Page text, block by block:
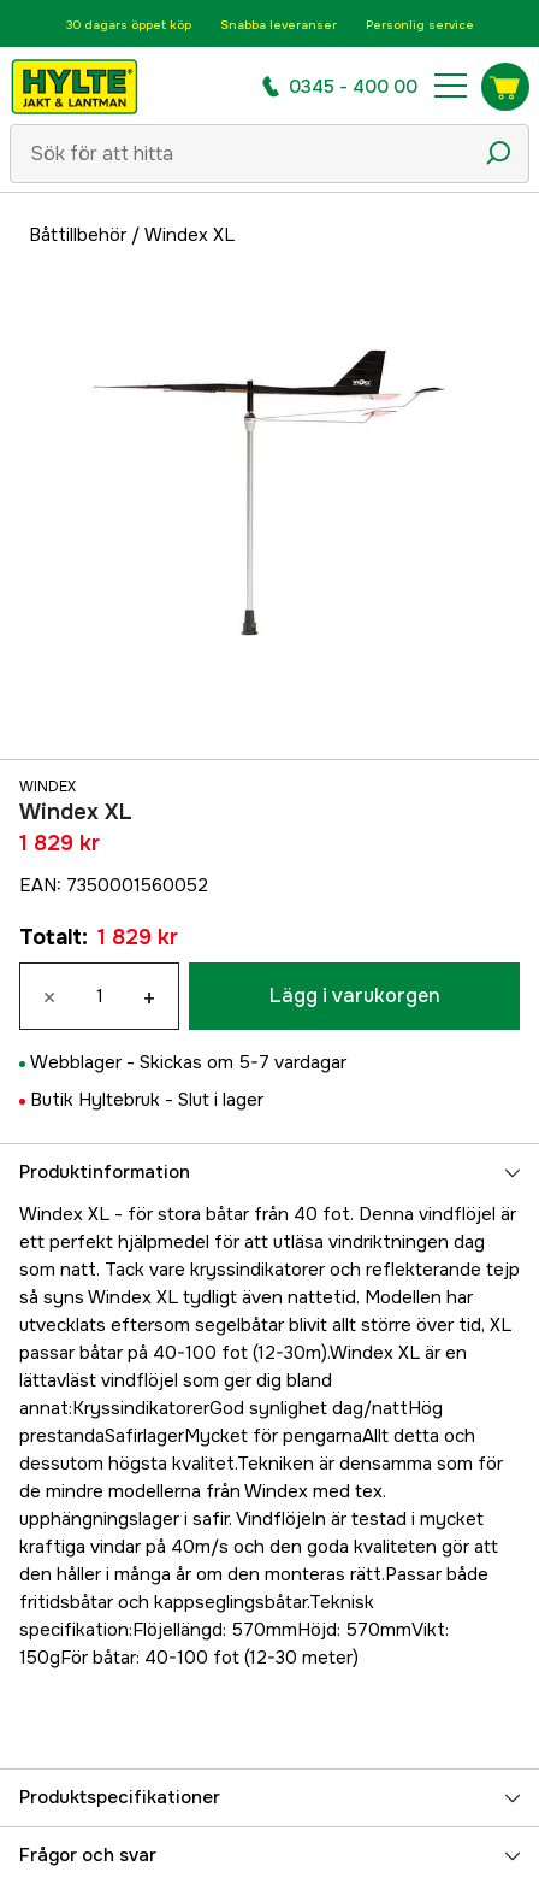
30 dagars öppet köp Snabba leveranser Personlig service
0345 - 400 00
Båttillbehör/ Windex XL
WINDEX
Windex XL
1 829 kr
EAN: 7350001560052
Totalt: 1 829 kr
× + Lägg i varukorgen
Webblager - Skickas om 5-7 vardagar
Butik Hyltebruk - Slut i lager
Produktinformation
Windex XL - för stora båtar från 40 fot. Denna vindflöjel är
ett perfekt hjälpmedel för att utläsa vindriktningen dag
som natt. Tack vare kryssindikatorer och reflekterande tejp
så syns Windex XL tydligt även nattetid. Modellen har
utvecklats eftersom segelbåtar blivit allt större över tid, XL
passar båtar på 40-100 fot (12-30m).Windex XL är en
lättavläst vindflöjel som ger dig bland
annat:KryssindikatorerGod synlighet dag/nattHög
prestandaSafirlagerMycket för pengarnaAllt detta och
dessutom högsta kvalitet.Tekniken är densamma som för
de mindre modellerna från Windex med tex.
upphängningslager i safir. Vindflöjeln är testad i mycket
kraftiga vindar på 40m/s och den goda kvaliteten gör att
den håller i många år om den monteras rätt.Passar både
fritidsbåtar och kappseglingsbåtar.Teknisk
specifikation:Flöjellängd: 570mmHöjd: 570mmVikt:
150gFör båtar: 40-100 fot (12-30 meter)
Produktspecifikationer
Referensnummer 5000070287
Frågor och svar